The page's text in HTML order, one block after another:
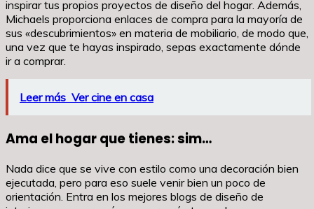
inspirar tus propios proyectos de diseño del hogar. Además,
Michaels proporciona enlaces de compra para la mayoría de
sus «descubrimientos» en materia de mobiliario, de modo que,
una vez que te hayas inspirado, sepas exactamente dónde
ir a comprar.
Leer más Ver cine en casa
Ama el hogar que tienes: sim…
Nada dice que se vive con estilo como una decoración bien
ejecutada, pero para eso suele venir bien un poco de
orientación. Entra en los mejores blogs de diseño de